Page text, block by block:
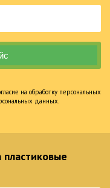
на обработку персональных
данных.